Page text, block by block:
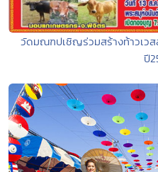
วัดมณฑปเชิญร่วมสร้างท้าวเวส
ปี